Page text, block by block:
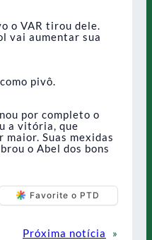
o VAR tirou dele.
vai aumentar sua
pivô.
por completo o
a vitória, que
maior. Suas mexidas
o Abel dos bons
Favorite o PTD
Próxima notícia
»